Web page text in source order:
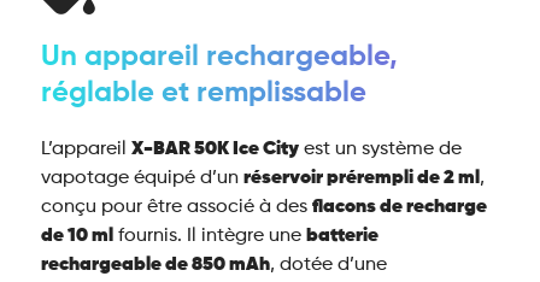
Un appareil rechargeable,
réglable et remplissable
L’appareil X-BAR 50K Ice Cityest un système de
vapotage équipé d’un réservoir prérempli de 2 ml ,
conçu pour être associé à des flacons de recharge
de 10 ml fournis. Il intègre une batterie
rechargeable de 850 mAh, dotée d’une